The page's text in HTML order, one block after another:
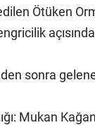
Ötüken
sonra
Mukan